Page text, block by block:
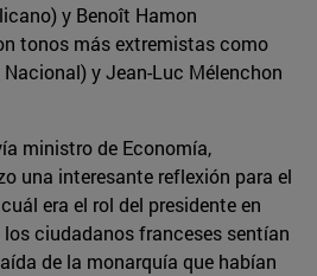
y Benoît Hamon
tonos más extremistas como
Nacional) y Jean-Luc Mélenchon
ministro de Economía,
una interesante reflexión para el
era el rol del presidente en
ciudadanos franceses sentían
de la monarquía que habían